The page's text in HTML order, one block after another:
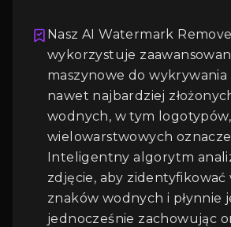
Nasz AI Watermark
wykorzystuje
maszynowe do wykrywania
nawet najbardziej
wodnych, w tym
wielowarstwowych
Inteligentny algorytm
zdjęcie, aby zidentyfikować
znaków wodnych i płynnie
jednocześnie zachowując
Logowanie